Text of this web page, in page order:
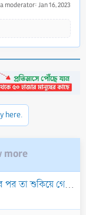
moderator:Jan 16, 2023
here.
more
উক্ত বিছানা না ধুয়ে তার উপর সালাত আদায় করা যাবে?